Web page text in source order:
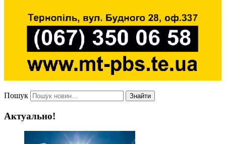
Пошук Знайти
Актуально!